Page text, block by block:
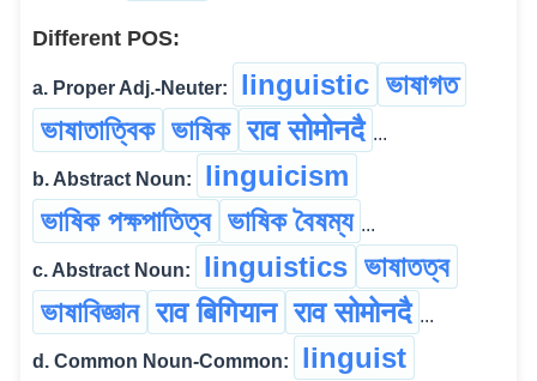
Different POS:
a. Proper Adj.-Neuter: linguistic ভাষাগত
ভাষাতাত্বিক ভাষিক राव सोमोनदै ...
b. Abstract Noun:
linguicism
ভাষিক পক্ষপাতিত্ব ভাষিক বৈষম্য ...
c. Abstract Noun: linguistics ভাষাতত্ব
ভাষাবিজ্ঞান राव बिगियान राव सोमोनदै ...
d. Common Noun-Common: linguist